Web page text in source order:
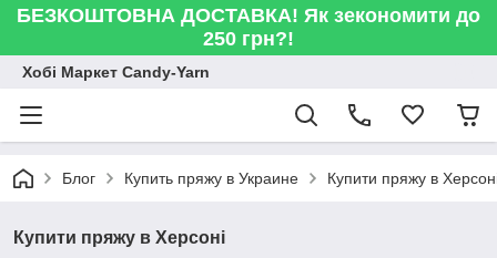
БЕЗКОШТОВНА ДОСТАВКА! Як зекономити до
250 грн?!
Хобі Маркет Candy-Yarn
Блог Купить пряжу в Украине Купити пряжу в
Купити пряжу в Херсоні